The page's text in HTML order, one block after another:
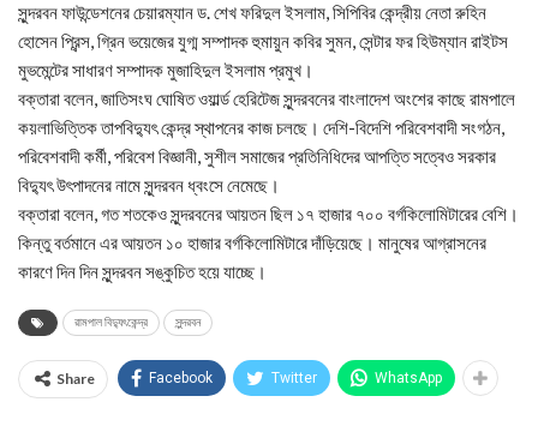
সুন্দরবন ফাউন্ডেশনের চেয়ারম্যান ড. শেখ ফরিদুল ইসলাম, সিপিবির কেন্দ্রীয় নেতা রুহিন
হোসেন প্রিন্স, গ্রিন ভয়েজের যুগ্ম সম্পাদক হুমায়ুন কবির সুমন, সেন্টার ফর হিউম্যান রাইটস
মুভমেন্টের সাধারণ সম্পাদক মুজাহিদুল ইসলাম প্রমুখ।
বক্তারা বলেন, জাতিসংঘ ঘোষিত ওয়ার্ল্ড হেরিটেজ সুন্দরবনের বাংলাদেশ অংশের কাছে রামপালে
কয়লাভিত্তিক তাপবিদ্যুৎ কেন্দ্র স্থাপনের কাজ চলছে। দেশি-বিদেশি পরিবেশবাদী সংগঠন,
পরিবেশবাদী কর্মী, পরিবেশ বিজ্ঞানী, সুশীল সমাজের প্রতিনিধিদের আপত্তি সত্বেও সরকার
বিদ্যুৎ উৎপাদনের নামে সুন্দরবন ধ্বংসে নেমেছে।
বক্তারা বলেন, গত শতকেও সুন্দরবনের আয়তন ছিল ১৭ হাজার ৭০০ বর্গকিলোমিটারের বেশি।
কিন্তু বর্তমানে এর আয়তন ১০ হাজার বর্গকিলোমিটারে দাঁড়িয়েছে। মানুষের আগ্রাসনের
কারণে দিন দিন সুন্দরবন সঙ্কুচিত হয়ে যাচ্ছে।
রামপাল বিদ্যুৎকেন্দ্র সুন্দরবন
Share Facebook Twitter WhatsApp